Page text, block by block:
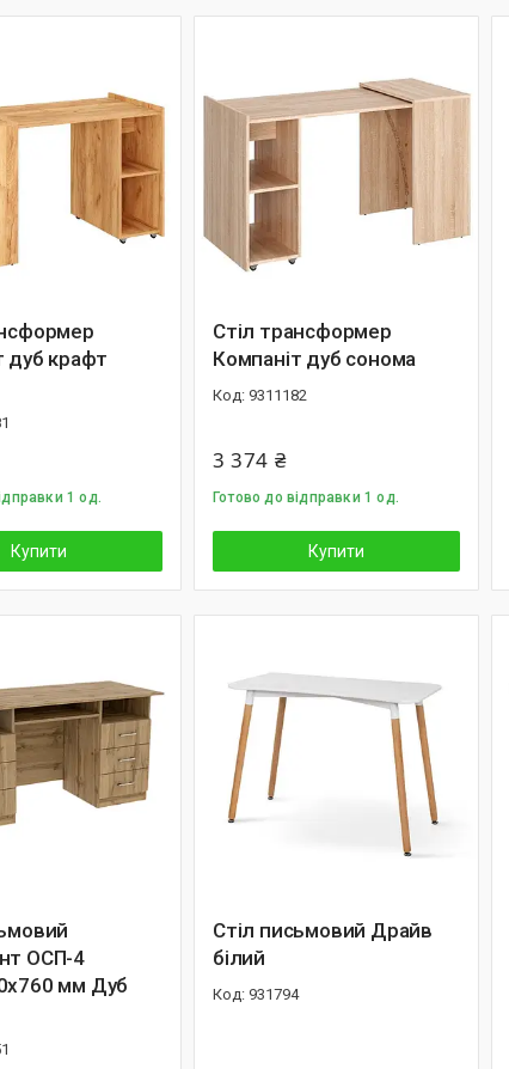
дуб крафт
1 од.
Купити
Стіл трансформер
Компаніт дуб сонома
9311182
3 374 ₴
Готово до відправки 1 од.
Купити
ОСП-4
мм Дуб
Стіл письмовий Драйв
білий
931794